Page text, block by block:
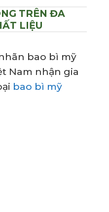
TRÊN ĐA
LIỆU
bao bì mỹ
Nam nhận gia
bao bì mỹ